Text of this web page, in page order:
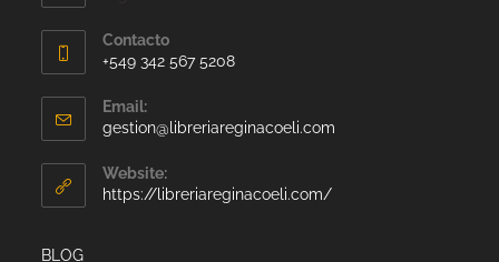
Contacto
+549 342 567 5208
Email:
gestion@libreriareginacoeli.com
Website:
https://libreriareginacoeli.com/
BLOG